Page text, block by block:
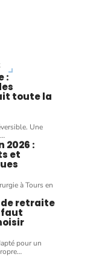
:
toute la
Une
…
2026 :
et
à Tours en
de retraite
faut
pour un
…